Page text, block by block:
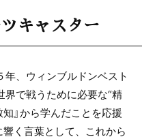
キャスター
年、ウィンブルドンベスト
界で戦うために必要な“精
』から学んだことを応援
く言葉として、これから